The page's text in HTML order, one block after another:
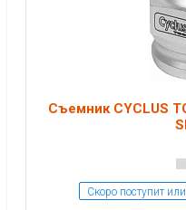
Съемник CYCLUS
Скоро поступит